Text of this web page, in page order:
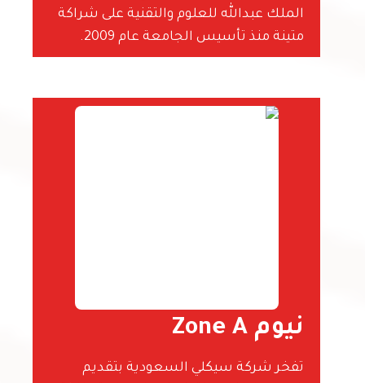
الملك عبدالله للعلوم والتقنية على شراكة
متينة منذ تأسيس الجامعة عام 2009.
نيوم Zone A
تفخر شركة سيكلي السعودية بتقديم